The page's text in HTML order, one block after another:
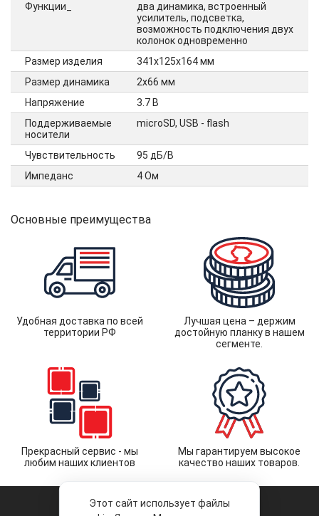
Функции_
два динамика, встроенный
усилитель, подсветка,
возможность подключения двух
колонок одновременно
Размер изделия
341х125х164 мм
Размер динамика
2х66 мм
Напряжение
3.7 В
Поддерживаемые
носители
microSD, USB - flash
Чувствительность
95 дБ/В
Импеданс
4 Ом
Основные преимущества
Удобная доставка по всей
территории РФ
Лучшая цена – держим
достойную планку в нашем
сегменте.
Прекрасный сервис - мы
любим наших клиентов
Мы гарантируем высокое
качество наших товаров.
Этот сайт использует файлы